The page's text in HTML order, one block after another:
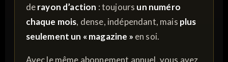
derayon d’action : toujours un numéro
chaque mois, dense, indépendant, mais plus
seulement un « magazine » en soi.
Avec le même abonnement annuel, vous avez